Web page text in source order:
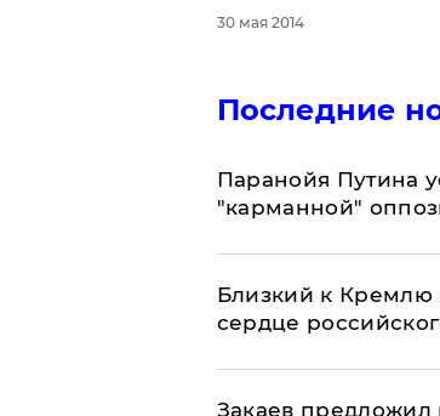
30 мая 2014
Последние
Паранойя Путина
"карманной"
Близкий к Кремлю
сердце
Закаев предложил